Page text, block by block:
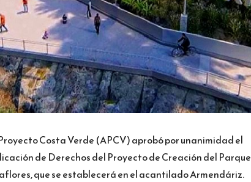
Costa Verde (APCV) aprobó por unanimidad el
de Derechos del Proyecto de Creación del Parque
que se establecerá en el acantilado Armendáriz.